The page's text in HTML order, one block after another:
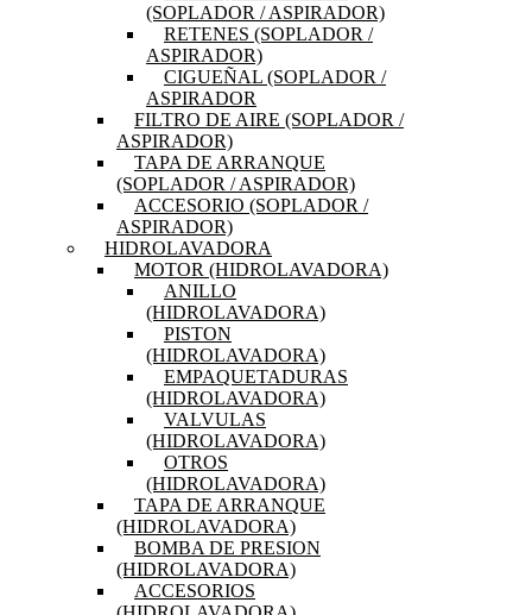
(SOPLADOR / ASPIRADOR)
RETENES (SOPLADOR /
ASPIRADOR)
CIGUEÑAL (SOPLADOR /
ASPIRADOR
FILTRO DE AIRE (SOPLADOR /
ASPIRADOR)
TAPA DE ARRANQUE
(SOPLADOR / ASPIRADOR)
ACCESORIO (SOPLADOR /
ASPIRADOR)
HIDROLAVADORA
MOTOR (HIDROLAVADORA)
ANILLO
(HIDROLAVADORA)
PISTON
(HIDROLAVADORA)
EMPAQUETADURAS
(HIDROLAVADORA)
VALVULAS
(HIDROLAVADORA)
OTROS
(HIDROLAVADORA)
TAPA DE ARRANQUE
(HIDROLAVADORA)
BOMBA DE PRESION
(HIDROLAVADORA)
ACCESORIOS